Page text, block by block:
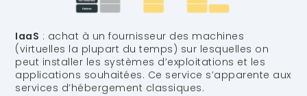
IaaS : achat à un fournisseur des machines
(virtuelles la plupart du temps) sur lesquelles on
peut installer les systèmes d’exploitations et les
applications souhaitées. Ce service s’apparente aux
services d’hébergement classiques.